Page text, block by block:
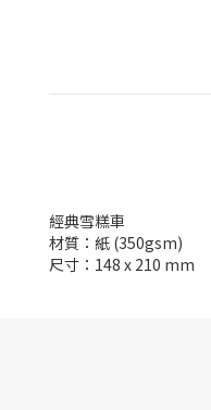
經典雪糕車
材質：紙 (350gsm)
尺寸：148 x 210 mm